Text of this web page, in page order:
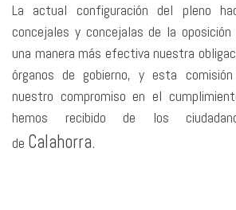
La actual configuración del pleno
concejales y concejalas de la
una manera más efectiva nuestra
órganos de gobierno, y esta
nuestro compromiso en el
hemos recibido de los
de Calahorra.